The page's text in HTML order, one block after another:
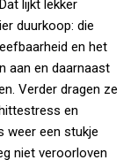
lijkt lekker
duurkoop: die
en het
aan en daarnaast
Verder dragen ze
en
weer een stukje
niet veroorloven